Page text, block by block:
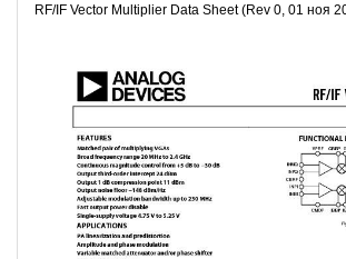
RF/IF Vector Multiplier Data Sheet (Rev 0, 01 ноя